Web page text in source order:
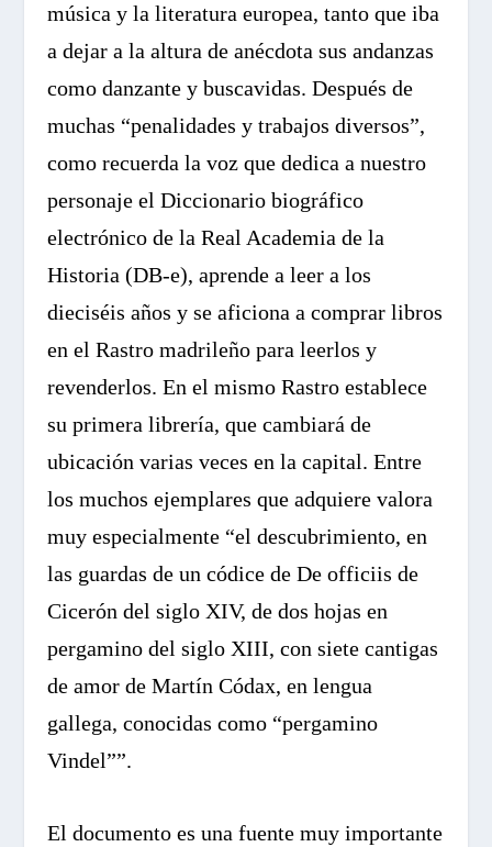
música y la literatura europea, tanto que iba
a dejar a la altura de anécdota sus andanzas
como danzante y buscavidas. Después de
muchas “penalidades y trabajos diversos”,
como recuerda la voz que dedica a nuestro
personaje el Diccionario biográfico
electrónico de la Real Academia de la
Historia (DB-e), aprende a leer a los
dieciséis años y se aficiona a comprar libros
en el Rastro madrileño para leerlos y
revenderlos. En el mismo Rastro establece
su primera librería, que cambiará de
ubicación varias veces en la capital. Entre
los muchos ejemplares que adquiere valora
muy especialmente “el descubrimiento, en
las guardas de un códice de De officiis de
Cicerón del siglo XIV, de dos hojas en
pergamino del siglo XIII, con siete cantigas
de amor de Martín Códax, en lengua
gallega, conocidas como “pergamino
Vindel””.
El documento es una fuente muy importante